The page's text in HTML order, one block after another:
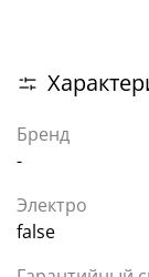
Бренд
-
Электро
false